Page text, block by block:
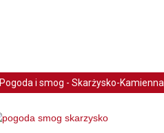
Pogoda i smog - Skarżysko-Kamienna